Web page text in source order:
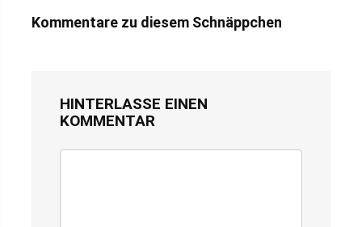
Kommentare zu diesem Schnäppchen
HINTERLASSE EINEN
KOMMENTAR